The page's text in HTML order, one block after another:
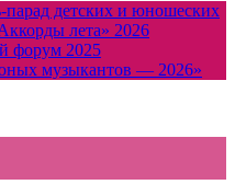
детских и юношеских
лета» 2026
форум 2025
музыкантов — 2026»